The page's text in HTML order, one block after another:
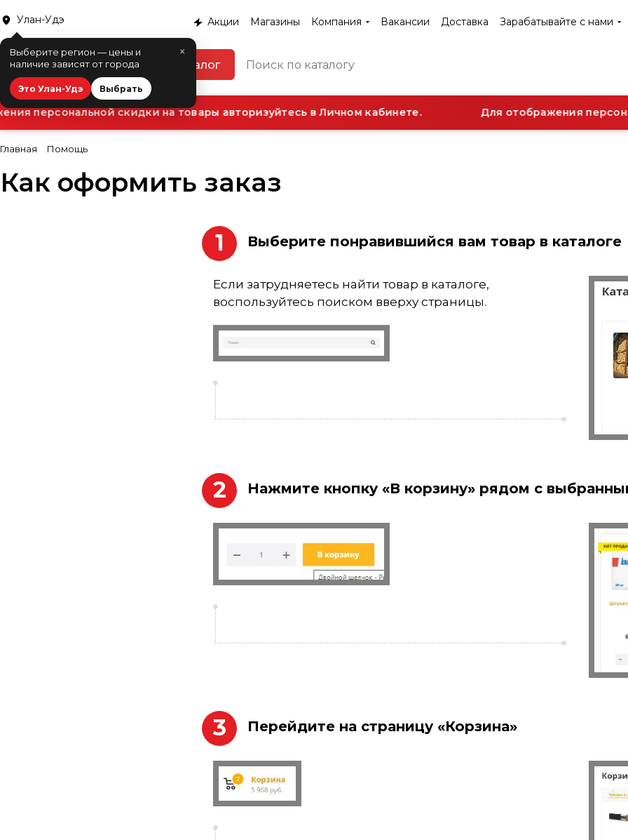
Улан-Удэ
×
Выберите регион — цены и
наличие зависят от города
Это Улан-Удэ Выбрать
Акции Магазины Компания Вакансии Доставка Зарабатывайте с нами
Каталог
персональной скидки на товары авторизуйтесь в Личном кабинете. Для отображения
Главная Помощь
Как оформить заказ
1 Выберите понравившийся вам товар в каталоге
Если затрудняетесь найти товар в каталоге,
воспользуйтесь поиском вверху страницы.
2 Нажмите кнопку «В корзину» рядом с
3 Перейдите на страницу «Корзина»